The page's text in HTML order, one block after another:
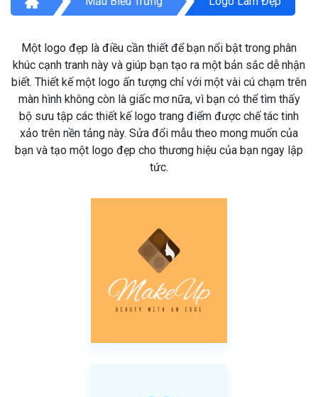
Một logo đẹp là điều cần thiết để bạn nổi bật trong phân
khúc cạnh tranh này và giúp bạn tạo ra một bản sắc dễ nhận
biết. Thiết kế một logo ấn tượng chỉ với một vài cú chạm trên
màn hình không còn là giấc mơ nữa, vì bạn có thể tìm thấy
bộ sưu tập các thiết kế logo trang điểm được chế tác tinh
xảo trên nền tảng này. Sửa đổi mẫu theo mong muốn của
bạn và tạo một logo đẹp cho thương hiệu của bạn ngay lập
tức.